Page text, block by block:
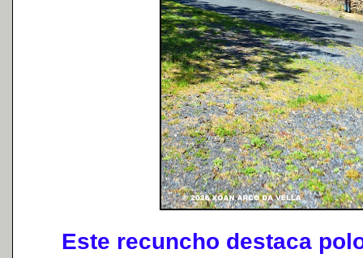
Este recuncho destaca